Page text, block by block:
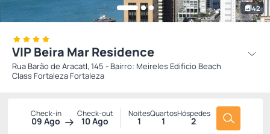
42
VIP Beira Mar Residence
Rua Barão de AracatI, 145 - Bairro: Meireles Edificio Beach
Class Fortaleza Fortaleza
Check-in
09 Ago
Check-out
10 Ago
Noites
1
Quartos
1
Hóspedes
2